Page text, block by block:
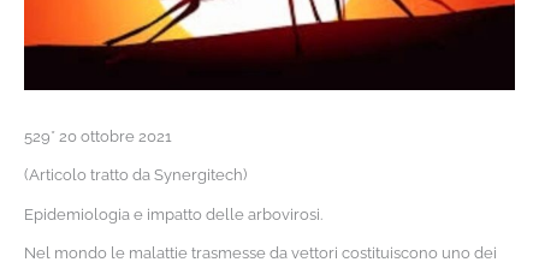
529* 20 ottobre 2021
(Articolo tratto da Synergitech)
Epidemiologia e impatto delle arbovirosi.
Nel mondo le malattie trasmesse da vettori costituiscono uno dei